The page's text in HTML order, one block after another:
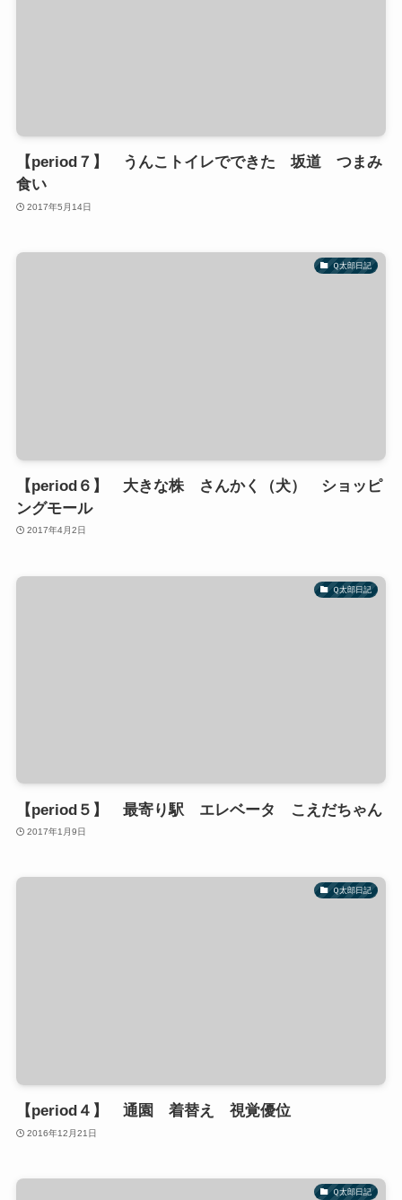
【period７】 うんこトイレでできた 坂道 つまみ
食い
2017年5月14日
Ｑ太郎日記
【period６】 大きな株 さんかく（犬） ショッピ
ングモール
2017年4月2日
Ｑ太郎日記
【period５】 最寄り駅 エレベータ こえだちゃん
2017年1月9日
Ｑ太郎日記
【period４】 通園 着替え 視覚優位
2016年12月21日
Ｑ太郎日記